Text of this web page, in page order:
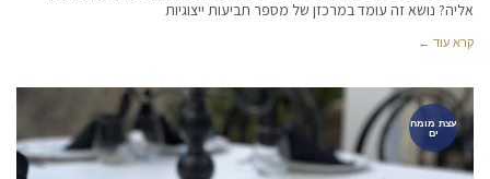
אליה? נושא זה עומד במרכזן של מספר תביעות ייצוגיות
קרא עוד ←
עצת מומח
ים